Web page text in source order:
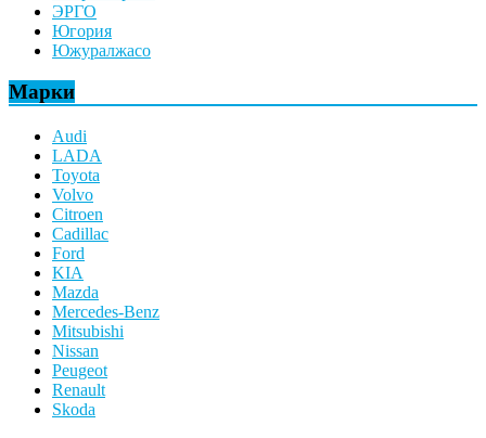
ЭРГО
Югория
Южуралжасо
Марки
Audi
LADA
Toyota
Volvo
Citroen
Cadillac
Ford
KIA
Mazda
Mercedes-Benz
Mitsubishi
Nissan
Peugeot
Renault
Skoda